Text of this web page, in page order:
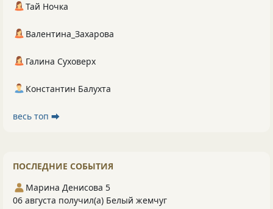
Тай Ночка
Валентина_Захарова
Галина Суховерх
Константин Балухта
весь топ ⮕
ПОСЛЕДНИЕ СОБЫТИЯ
Марина Денисова 5
06 августа получил(а) Белый жемчуг